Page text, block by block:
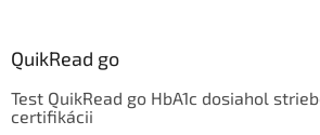
QuikRead go
Test QuikRead go HbA1c dosiahol
certifikácii